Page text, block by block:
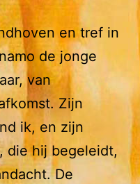
en tref in
de jonge
van
Zijn
ik, en zijn
die hij begeleidt,
De